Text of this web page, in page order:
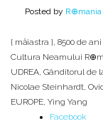
Posted by R⊕mania
{ măiastra }, 8500 de
Cultura Neamului
UDREA, Gânditorul de
Nicolae Steinhardt,
EUROPE, Ying Yang
Facebook